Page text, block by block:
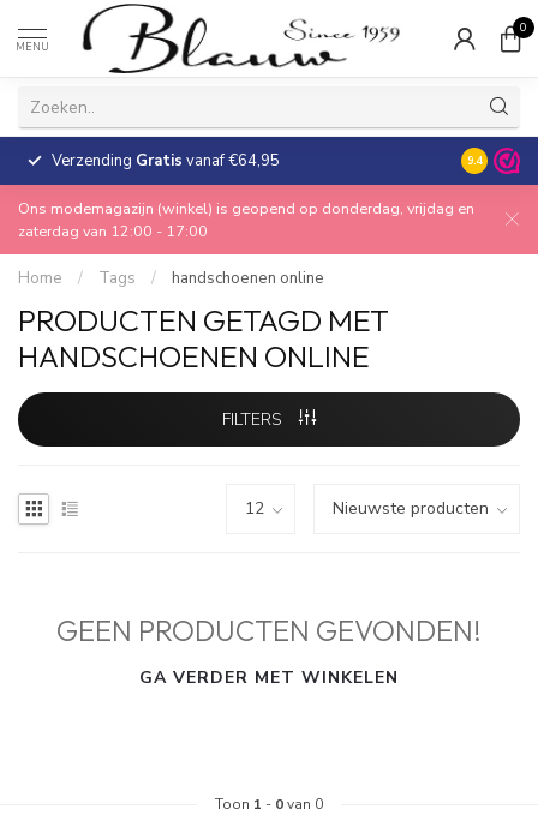
MENU
0
Verzending Gratis vanaf €64,95 30 dagen
9.4
Ons modemagazijn (winkel) is geopend op donderdag, vrijdag en
zaterdag van 12:00 - 17:00
Home / Tags / handschoenen online
PRODUCTEN GETAGD MET
HANDSCHOENEN ONLINE
FILTERS
GEEN PRODUCTEN GEVONDEN!
GA VERDER MET WINKELEN
Toon 1 - 0van 0